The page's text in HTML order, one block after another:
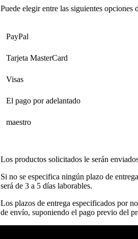
Puede elegir entre las siguientes opciones
PayPal
Tarjeta MasterCard
Visas
El pago por adelantado
maestro
Los productos solicitados le serán
Si no se especifica ningún plazo de
será de 3 a 5 días laborables.
Los plazos de entrega especificados por
de envío, suponiendo el pago previo del